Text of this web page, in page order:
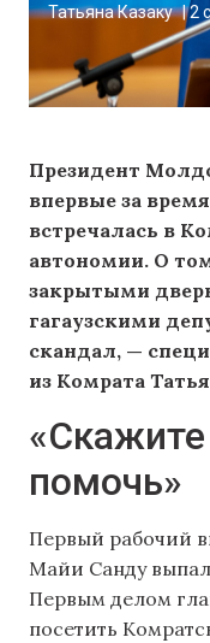
Татьяна Казаку |2
Президент
впервые за
встречалась в
автономии. О
закрытыми
гагаузскими
скандал, —
из Комрата
помочь»
Первый рабочий
Майи Санду
Первым делом
посетить